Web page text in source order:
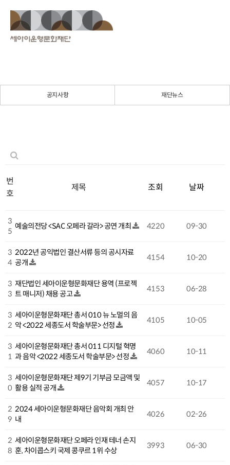
공지사항 재단뉴스
번
호
제목 조회 날짜
3
5
예술의전당 <SAC 오페라 갈라> 공연 개최 4220 09-30
3
4
2022년 공익법인 결산서류 등의 공시자료
공개
4154 10-20
3
3
재단법인 세아이운형문화재단 용역 (프로젝
트 매니저) 채용 공고
4153 06-28
3
2
세아이운형문화재단 총서 010 뉴 노멀의 음
악 <2022 세종도서 학술부문> 선정
4105 10-05
3
1
세아이운형문화재단 총서 011 디지털 혁명
과 음악 <2022 세종도서 학술부문> 선정
4060 10-11
3
0
세아이운형문화재단 제9기 기부금 모금액 및
활용 실적 공개
4057 10-17
2
9
2024 세아이운형문화재단 음악회 개최 안
내
4026 02-26
2
8
세아이운형문화재단 오페라 인재 테너 손지
훈, 차이콥스키 국제 콩쿠르 1위 수상
3993 06-30